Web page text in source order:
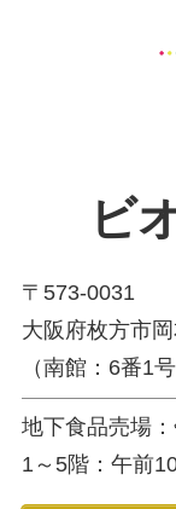
ビ
〒573-0031
大阪府枚方市
（南館：6番1号
地下食品売場
1～5階：午前